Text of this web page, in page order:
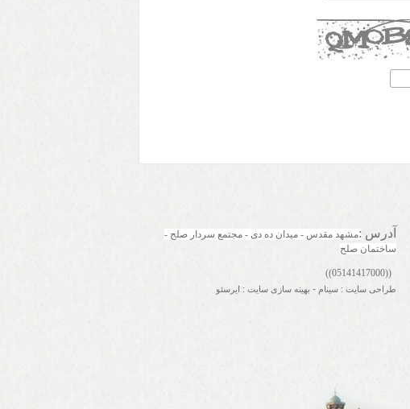
آدرس :
ساختمان صلح
((05141417000))
طراحی سایت : سینام - بهینه سازی سایت : ایرسئو